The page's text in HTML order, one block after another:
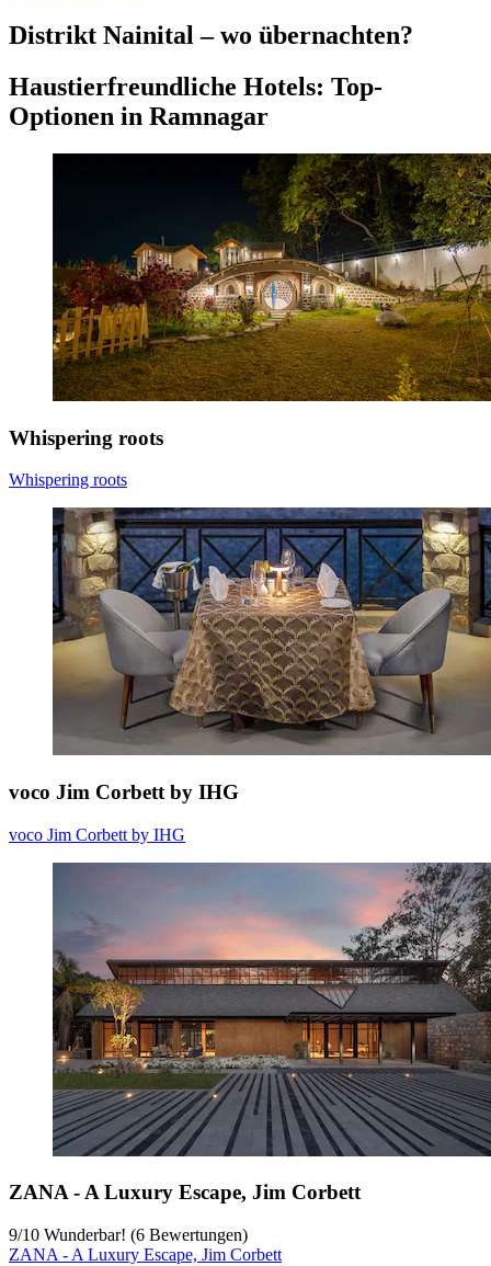
Distrikt Nainital – wo übernachten?
Haustierfreundliche Hotels: Top-
Optionen in Ramnagar
Whispering roots
Whispering roots
voco Jim Corbett by IHG
voco Jim Corbett by IHG
ZANA - A Luxury Escape, Jim Corbett
9/10 Wunderbar! (6 Bewertungen)
ZANA - A Luxury Escape, Jim Corbett